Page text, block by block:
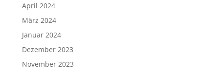
April 2024
März 2024
Januar 2024
Dezember 2023
November 2023